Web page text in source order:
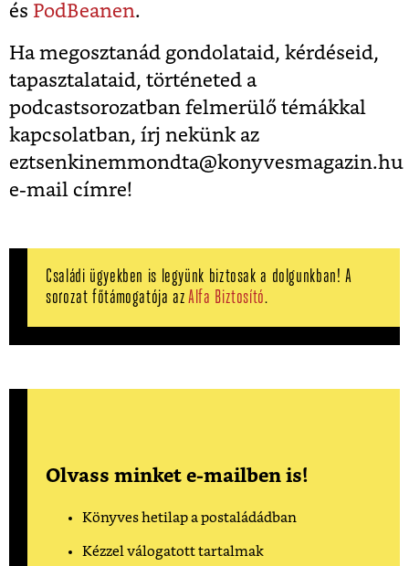
és PodBeanen.
Ha megosztanád gondolataid, kérdéseid,
tapasztalataid, történeted a
podcastsorozatban felmerülő témákkal
kapcsolatban, írj nekünk az
eztsenkinemmondta@konyvesmagazin.hu
e-mail címre!
Családi ügyekben is legyünk biztosak a dolgunkban! A
sorozat főtámogatója azAlfa Biztosító.
Olvass minket e-mailben is!
Könyves hetilap a postaládádban
Kézzel válogatott tartalmak